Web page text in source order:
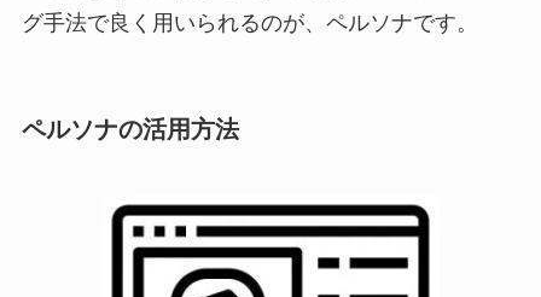
グ手法で良く用いられるのが、ペルソナです。
ペルソナの活用方法